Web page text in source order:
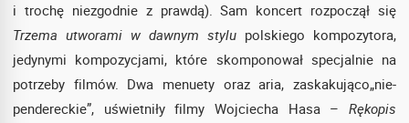
i trochę niezgodnie z prawdą). Sam koncert rozpoczął się
Trzema utworami w dawnym stylu polskiego kompozytora,
jedynymi kompozycjami, które skomponował specjalnie na
potrzeby filmów. Dwa menuety oraz aria, zaskakująco„nie-
pendereckie”, uświetniły filmy Wojciecha Hasa – Rękopis